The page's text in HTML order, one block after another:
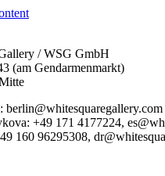
/ WSG GmbH
(am Gendarmenmarkt)
berlin@whitesquaregallery.com
+49 171 4177224,
160 96295308,